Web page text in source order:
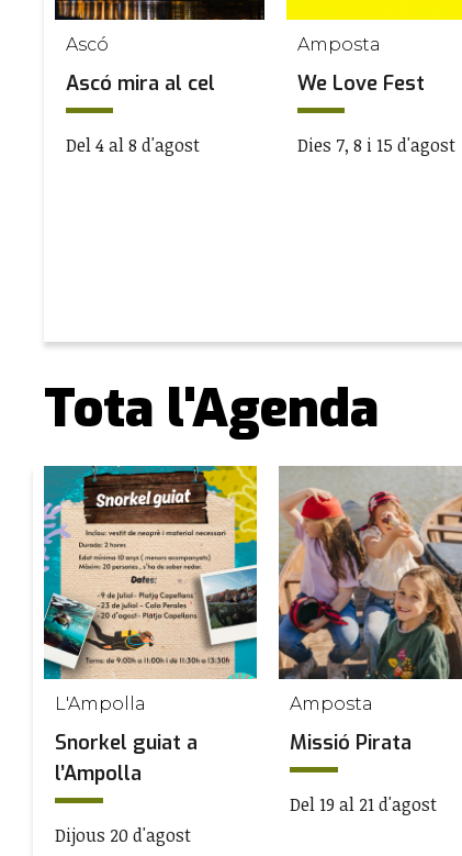
Ascó
Ascó mira al cel
Del 4 al 8 d'agost
Amposta
We Love Fest
Dies 7, 8 i 15 d'agost
Tota l'Agenda
L'Ampolla
Snorkel guiat a
l’Ampolla
Dijous 20 d'agost
Amposta
Missió Pirata
Del 19 al 21 d'agost